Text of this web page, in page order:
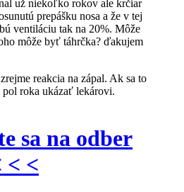
už niekoľko rokov ale krčiar
prepášku nosa a že v tej
ventiláciu tak na 20%. Môže
môže byť táhrčka? ďakujem
reakcia na zápal. Ak sa to
pol roka ukázať lekárovi.
sa na odber
< <